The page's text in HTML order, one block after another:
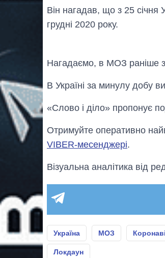
Він нагадав, що з 25 січня
грудні 2020 року.
Нагадаємо, в МОЗ раніше
В Україні за минулу добу
«Слово і діло» пропонує
Отримуйте оперативно
VIBER-месенджері.
Візуальна аналітика від
Україна МОЗ
Локдаун